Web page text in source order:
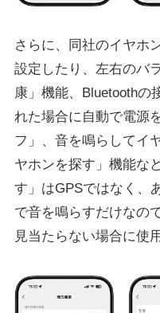
さらに、同社のイヤホ
設定したり、左右のバ
康」機能、Bluetoothの
れた場合に自動で電源
フ」、音を鳴らしてイ
ヤホンを探す」機能な
す」はGPSではなく、
で音を鳴らすだけなの
見当たらない場合に使